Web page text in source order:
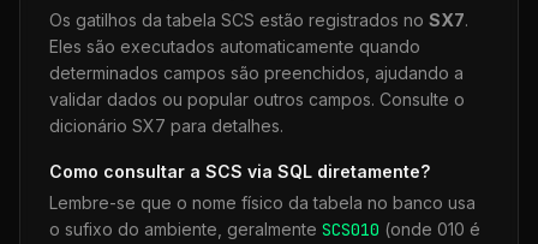
Os gatilhos da tabela SCS estão registrados no SX7.
Eles são executados automaticamente quando
determinados campos são preenchidos, ajudando a
validar dados ou popular outros campos. Consulte o
dicionário SX7 para detalhes.
Como consultar a SCS via SQL diretamente?
Lembre-se que o nome físico da tabela no banco usa
o sufixo do ambiente, geralmente SCS010 (onde 010 é